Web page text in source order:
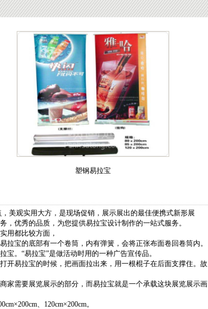
塑钢易拉宝
美观实用大方，是现场促销，展示展出的最佳便携式新形展
优秀的品质，为您提供易拉宝设计制作的一站式服务。
用都比较方面，
宝的底部有一个卷筒，内有弹簧，会将正张布面卷回卷筒内。
。“易拉宝”是做活动时用的一种广告宣传品。
易拉宝的时候，把画面拉出来，用一根棍子在后面支撑住。故
需要展览展示的部分，而易拉宝就是一个承载这块展览展示画
、120cm×200cm。